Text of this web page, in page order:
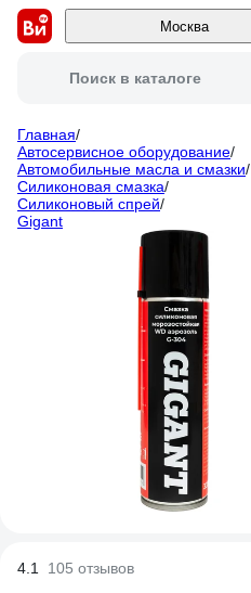
Москва
Поиск в каталоге
Главная/
Автосервисное оборудование/
Автомобильные масла и смазки/
Силиконовая смазка/
Силиконовый спрей/
Gigant
4.1 105 отзывов